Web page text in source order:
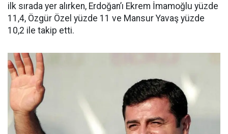
ilk sırada yer alırken, Erdoğan’ı Ekrem İmamoğlu yüzde
11,4, Özgür Özel yüzde 11 ve Mansur Yavaş yüzde
10,2 ile takip etti.